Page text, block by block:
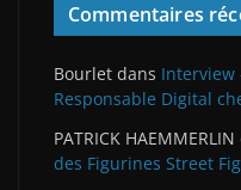
Commentaires
Bourlet dans Interview
Responsable Digital
PATRICK HAEMMERLIN
des Figurines Street